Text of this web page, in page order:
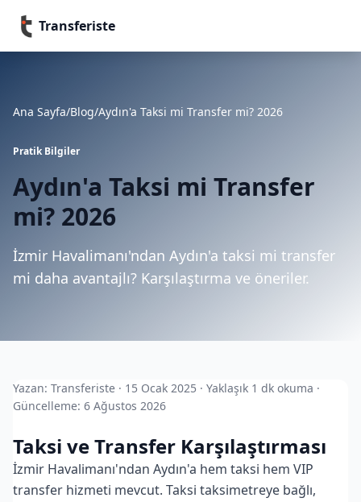
Transferiste
Ana Sayfa/Blog/Aydın'a Taksi mi Transfer mi? 2026
Pratik Bilgiler
Aydın'a Taksi mi Transfer
mi? 2026
İzmir Havalimanı'ndan Aydın'a taksi mi transfer
mi daha avantajlı? Karşılaştırma ve öneriler.
Yazan: Transferiste · 15 Ocak 2025 · Yaklaşık 1 dk okuma ·
Güncelleme: 6 Ağustos 2026
Taksi ve Transfer Karşılaştırması
İzmir Havalimanı'ndan Aydın'a hem taksi hem VIP
transfer hizmeti mevcut. Taksi taksimetreye bağlı,